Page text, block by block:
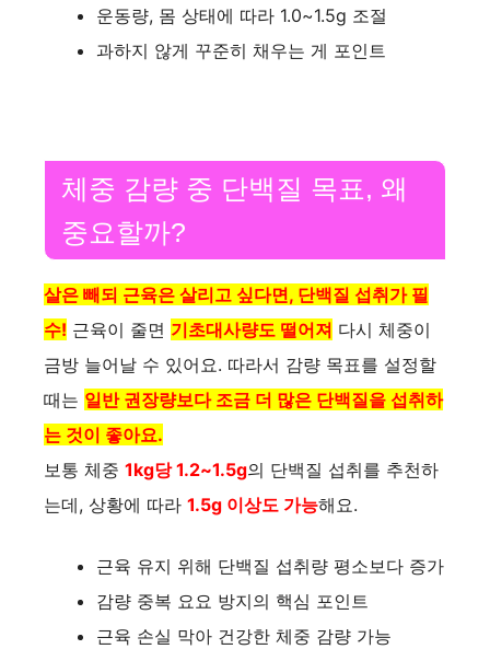
운동량, 몸 상태에 따라 1.0~1.5g 조절
과하지 않게 꾸준히 채우는 게 포인트
체중 감량 중 단백질 목표, 왜
중요할까?
살은 빼되 근육은 살리고 싶다면, 단백질 섭취가 필
수! 근육이 줄면 기초대사량도 떨어져 다시 체중이
금방 늘어날 수 있어요. 따라서 감량 목표를 설정할
때는 일반 권장량보다 조금 더 많은 단백질을 섭취하
는 것이 좋아요.
보통 체중 1kg당 1.2~1.5g의 단백질 섭취를 추천하
는데, 상황에 따라 1.5g 이상도 가능해요.
근육 유지 위해 단백질 섭취량 평소보다 증가
감량 중복 요요 방지의 핵심 포인트
근육 손실 막아 건강한 체중 감량 가능